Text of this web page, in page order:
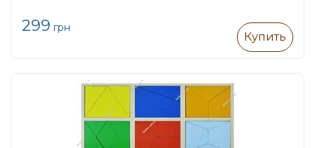
299 грн
Купить